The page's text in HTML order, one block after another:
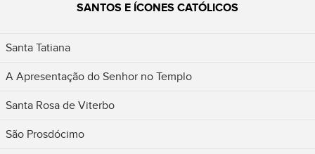
SANTOS E ÍCONES CATÓLICOS
Santa Tatiana
A Apresentação do Senhor no Templo
Santa Rosa de Viterbo
São Prosdócimo